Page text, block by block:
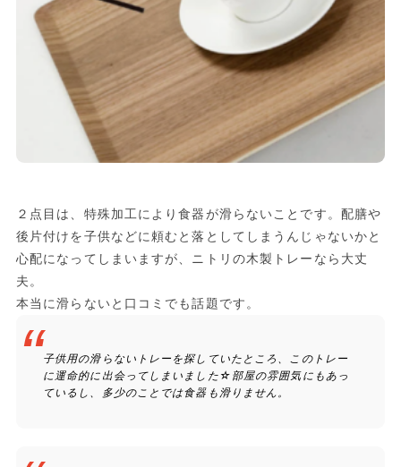
２点目は、特殊加工により食器が滑らないことです。配膳や
後片付けを子供などに頼むと落としてしまうんじゃないかと
心配になってしまいますが、ニトリの木製トレーなら大丈
夫。
本当に滑らないと口コミでも話題です。
子供用の滑らないトレーを探していたところ、このトレー
に運命的に出会ってしまいました☆部屋の雰囲気にもあっ
ているし、多少のことでは食器も滑りません。